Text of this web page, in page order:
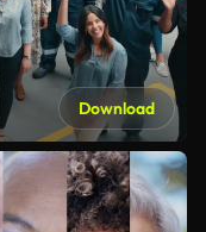
Download